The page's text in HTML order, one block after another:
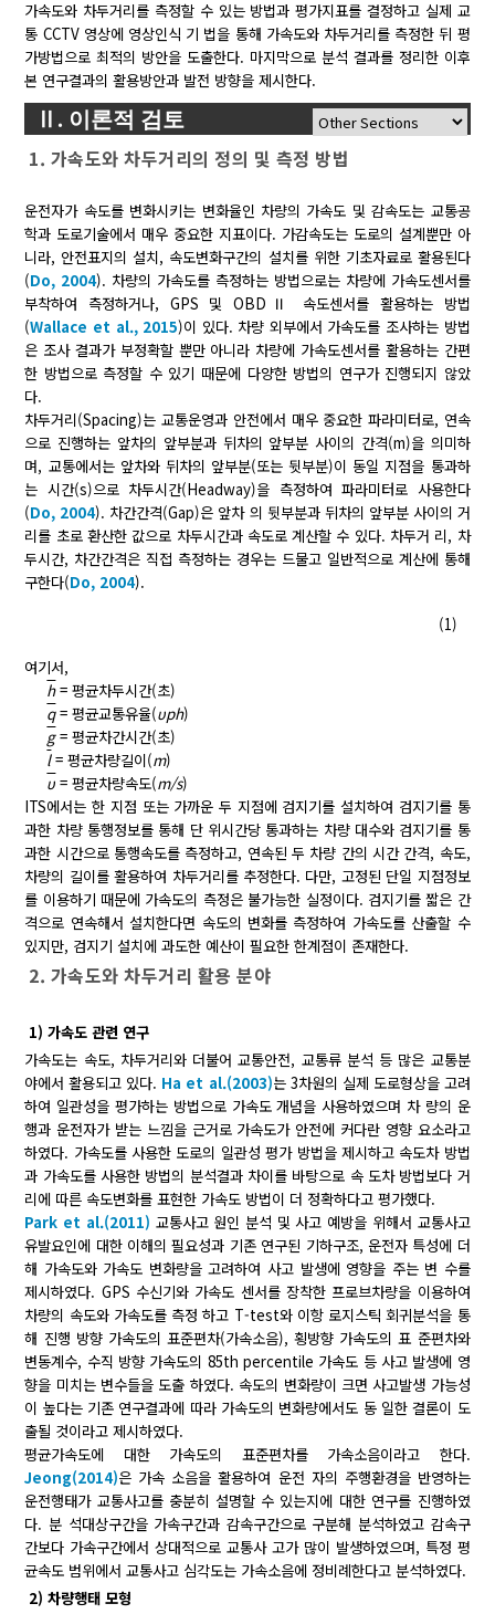
가속도와 차두거리를 측정할 수 있는 방법과 평가지표를 결정하고 실제 교
통 CCTV 영상에 영상인식 기 법을 통해 가속도와 차두거리를 측정한 뒤 평
가방법으로 최적의 방안을 도출한다. 마지막으로 분석 결과를 정리한 이후
본 연구결과의 활용방안과 발전 방향을 제시한다.
Ⅱ. 이론적 검토
1. 가속도와 차두거리의 정의 및 측정 방법
운전자가 속도를 변화시키는 변화율인 차량의 가속도 및 감속도는 교통공
학과 도로기술에서 매우 중요한 지표이다. 가감속도는 도로의 설계뿐만 아
니라, 안전표지의 설치, 속도변화구간의 설치를 위한 기초자료로 활용된다
(Do, 2004). 차량의 가속도를 측정하는 방법으로는 차량에 가속도센서를
부착하여 측정하거나, GPS 및 OBDⅡ 속도센서를 활용하는 방법
(Wallace et al., 2015)이 있다. 차량 외부에서 가속도를 조사하는 방법
은 조사 결과가 부정확할 뿐만 아니라 차량에 가속도센서를 활용하는 간편
한 방법으로 측정할 수 있기 때문에 다양한 방법의 연구가 진행되지 않았
다.
차두거리(Spacing)는 교통운영과 안전에서 매우 중요한 파라미터로, 연속
으로 진행하는 앞차의 앞부분과 뒤차의 앞부분 사이의 간격(m)을 의미하
며, 교통에서는 앞차와 뒤차의 앞부분(또는 뒷부분)이 동일 지점을 통과하
는 시간(s)으로 차두시간(Headway)을 측정하여 파라미터로 사용한다
(Do, 2004). 차간간격(Gap)은 앞차 의 뒷부분과 뒤차의 앞부분 사이의 거
리를 초로 환산한 값으로 차두시간과 속도로 계산할 수 있다. 차두거 리, 차
두시간, 차간간격은 직접 측정하는 경우는 드물고 일반적으로 계산에 통해
구한다(Do, 2004).
(1)
여기서,
h= 평균차두시간(초)
q= 평균교통유율(υph)
g= 평균차간시간(초)
l= 평균차량길이(m)
υ = 평균차량속도(m/s)
ITS에서는 한 지점 또는 가까운 두 지점에 검지기를 설치하여 검지기를 통
과한 차량 통행정보를 통해 단 위시간당 통과하는 차량 대수와 검지기를 통
과한 시간으로 통행속도를 측정하고, 연속된 두 차량 간의 시간 간격, 속도,
차량의 길이를 활용하여 차두거리를 추정한다. 다만, 고정된 단일 지점정보
를 이용하기 때문에 가속도의 측정은 불가능한 실정이다. 검지기를 짧은 간
격으로 연속해서 설치한다면 속도의 변화를 측정하여 가속도를 산출할 수
있지만, 검지기 설치에 과도한 예산이 필요한 한계점이 존재한다.
2. 가속도와 차두거리 활용 분야
1) 가속도 관련 연구
가속도는 속도, 차두거리와 더불어 교통안전, 교통류 분석 등 많은 교통분
야에서 활용되고 있다. Ha et al.(2003)는 3차원의 실제 도로형상을 고려
하여 일관성을 평가하는 방법으로 가속도 개념을 사용하였으며 차 량의 운
행과 운전자가 받는 느낌을 근거로 가속도가 안전에 커다란 영향 요소라고
하였다. 가속도를 사용한 도로의 일관성 평가 방법을 제시하고 속도차 방법
과 가속도를 사용한 방법의 분석결과 차이를 바탕으로 속 도차 방법보다 거
리에 따른 속도변화를 표현한 가속도 방법이 더 정확하다고 평가했다.
Park et al.(2011) 교통사고 원인 분석 및 사고 예방을 위해서 교통사고
유발요인에 대한 이해의 필요성과 기존 연구된 기하구조, 운전자 특성에 더
해 가속도와 가속도 변화량을 고려하여 사고 발생에 영향을 주는 변 수를
제시하였다. GPS 수신기와 가속도 센서를 장착한 프로브차량을 이용하여
차량의 속도와 가속도를 측정 하고 T-test와 이항 로지스틱 회귀분석을 통
해 진행 방향 가속도의 표준편차(가속소음), 횡방향 가속도의 표 준편차와
변동계수, 수직 방향 가속도의 85th percentile 가속도 등 사고 발생에 영
향을 미치는 변수들을 도출 하였다. 속도의 변화량이 크면 사고발생 가능성
이 높다는 기존 연구결과에 따라 가속도의 변화량에서도 동 일한 결론이 도
출될 것이라고 제시하였다.
평균가속도에 대한 가속도의 표준편차를 가속소음이라고 한다.
Jeong(2014)은 가속 소음을 활용하여 운전 자의 주행환경을 반영하는
운전행태가 교통사고를 충분히 설명할 수 있는지에 대한 연구를 진행하였
다. 분 석대상구간을 가속구간과 감속구간으로 구분해 분석하였고 감속구
간보다 가속구간에서 상대적으로 교통사 고가 많이 발생하였으며, 특정 평
균속도 범위에서 교통사고 심각도는 가속소음에 정비례한다고 분석하였다.
2) 차량행태 모형